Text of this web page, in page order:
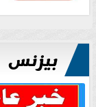
بيزنس